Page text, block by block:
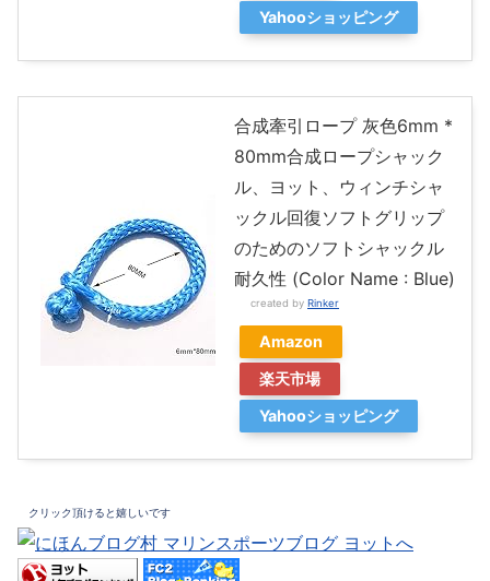
Yahooショッピング
合成牽引ロープ 灰色6mm *
80mm合成ロープシャック
ル、ヨット、ウィンチシャ
ックル回復ソフトグリップ
のためのソフトシャックル
耐久性 (Color Name : Blue)
created by Rinker
Amazon
楽天市場
Yahooショッピング
クリック頂けると嬉しいです